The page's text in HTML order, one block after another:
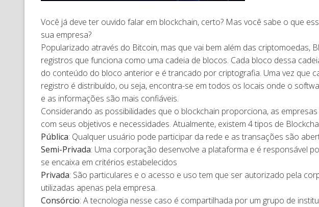
Você já deve ter ouvido falar em blockchain, certo? Mas você sabe o que
sua empresa?
Popularizado através do Bitcoin, mas que vai bem além das criptomoedas,
registros que funciona como uma cadeia de blocos. Cada bloco dessa
do conteúdo do bloco anterior e é trancado por criptografia. Uma vez que
registro é distribuído, ou seja, encontra-se em todos os locais onde o
e as informações são mais confiáveis.
Considerando as possibilidades que o blockchain proporciona, as
com seus objetivos e necessidades. Atualmente, existem 4 tipos de
Pública: Qualquer usuário pode participar da rede e as transações são
Semi-Privada: Uma corporação desenvolve a plataforma e é responsável
se encaixa em critérios estabelecidos
Privada: São particulares e o acesso e uso tem que ser autorizado pela
utilizadas apenas pela empresa.
Consórcio: A tecnologia nesse caso é compartilhada por um grupo de